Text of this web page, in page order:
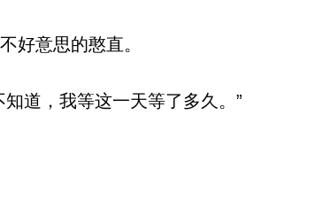
好意思的憨直。
道，我等这一天等了多久。”